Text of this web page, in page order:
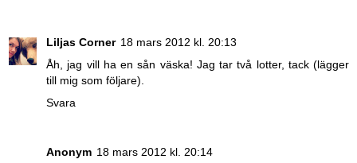
Liljas Corner 18 mars 2012 kl. 20:13
Åh, jag vill ha en sån väska! Jag tar två lotter, tack (lägger
till mig som följare).
Svara
Anonym 18 mars 2012 kl. 20:14